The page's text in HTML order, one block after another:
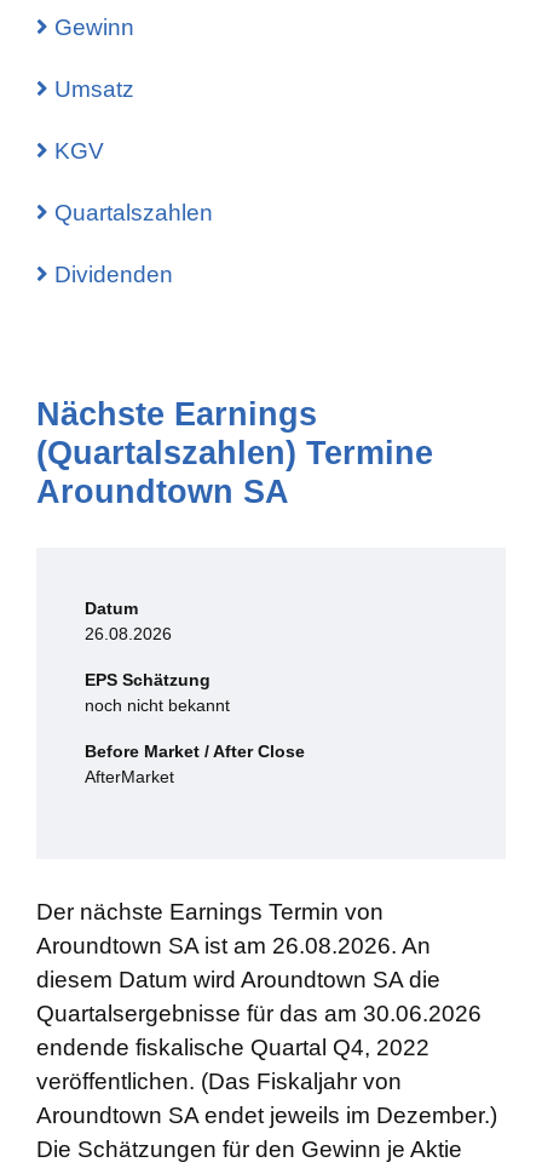
Gewinn
Umsatz
KGV
Quartalszahlen
Dividenden
Nächste Earnings
(Quartalszahlen) Termine
Aroundtown SA
Datum
26.08.2026
EPS Schätzung
noch nicht bekannt
Before Market / After Close
AfterMarket
Der nächste Earnings Termin von
Aroundtown SA ist am 26.08.2026. An
diesem Datum wird Aroundtown SA die
Quartalsergebnisse für das am 30.06.2026
endende fiskalische Quartal Q4, 2022
veröffentlichen. (Das Fiskaljahr von
Aroundtown SA endet jeweils im Dezember.)
Die Schätzungen für den Gewinn je Aktie